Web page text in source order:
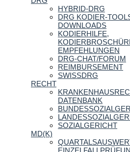
HYBRID-DRG
DRG KODIER-
DOWNLOADS
KODIERHILFE,
EMPFEHLUNGEN
DRG-CHAT/FORUM
REIMBURSEMENT
SWISSDRG
RECHT
DATENBANK
SOZIALGERICHT
MD(K)